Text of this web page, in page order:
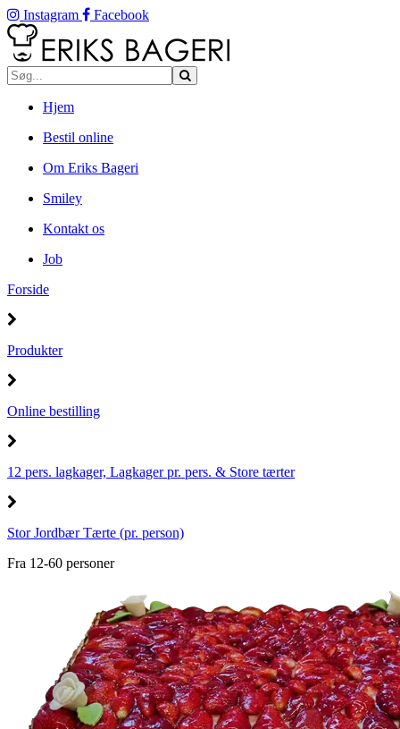
Instagram Facebook
Hjem
Bestil online
Om Eriks Bageri
Smiley
Kontakt os
Job
Forside
Produkter
Online bestilling
12 pers. lagkager, Lagkager pr. pers. & Store tærter
Stor Jordbær Tærte (pr. person)
Fra 12-60 personer